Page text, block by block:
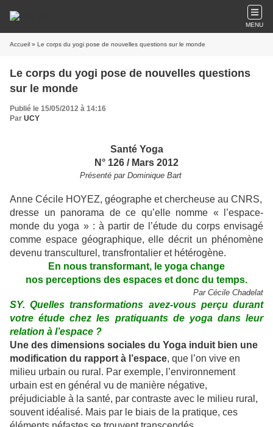
MENU
Accueil » Le corps du yogi pose de nouvelles questions sur le monde
Le corps du yogi pose de nouvelles questions
sur le monde
Publié le 15/05/2012 à 14:16
Par UCY
Santé Yoga
N° 126 / Mars 2012
Présenté par Dominique Bart
Anne Cécile HOYEZ, géographe et chercheuse au CNRS,
dresse un panorama de ce qu’elle nomme « l’espace-
monde du yoga » : à partir de l’étude du corps envisagé
comme espace géographique, elle décrit un phénomène
devenu transculturel, transfrontalier et hétérogène.
En nous transformant, le yoga change
nos perceptions des espaces et donc du temps.
Par Cécile Chadelat
SY. Quelles transformations avez-vous perçu durant
votre étude chez les pratiquants de yoga dans leur
relation à l’espace ?
Une des dimensions sociales du Yoga induit bien une
modification du rapport à l’espace, que l’on vive en
milieu urbain ou rural. Par exemple, l’environnement
urbain est en général vu de manière négative,
préjudiciable à la santé, par contraste avec le milieu rural,
souvent idéalisé. Mais par le biais de la pratique, ces